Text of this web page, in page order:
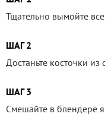
Тщательно вымойте
ШАГ 2
Достаньте косточки из
ШАГ 3
Смешайте в блендере